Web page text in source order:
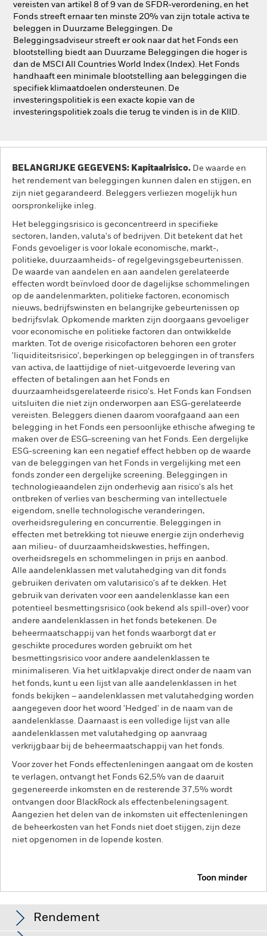
vereisten van artikel 8 of 9 van de SFDR-verordening, en het
Fonds streeft ernaar ten minste 20% van zijn totale activa te
beleggen in Duurzame Beleggingen. De
Beleggingsadviseur streeft er ook naar dat het Fonds een
blootstelling biedt aan Duurzame Beleggingen die hoger is
dan de MSCI All Countries World Index (Index). Het Fonds
handhaaft een minimale blootstelling aan beleggingen die
specifiek klimaatdoelen ondersteunen. De
investeringspolitiek is een exacte kopie van de
investeringspolitiek zoals die terug te vinden is in de KIID.
BELANGRIJKE GEGEVENS: Kapitaalrisico. De waarde en
het rendement van beleggingen kunnen dalen en stijgen, en
zijn niet gegarandeerd. Beleggers verliezen mogelijk hun
oorspronkelijke inleg.
Het beleggingsrisico is geconcentreerd in specifieke
sectoren, landen, valuta's of bedrijven. Dit betekent dat het
Fonds gevoeliger is voor lokale economische, markt-,
politieke, duurzaamheids- of regelgevingsgebeurtenissen.
De waarde van aandelen en aan aandelen gerelateerde
effecten wordt beïnvloed door de dagelijkse schommelingen
op de aandelenmarkten, politieke factoren, economisch
nieuws, bedrijfswinsten en belangrijke gebeurtenissen op
bedrijfsvlak. Opkomende markten zijn doorgaans gevoeliger
voor economische en politieke factoren dan ontwikkelde
markten. Tot de overige risicofactoren behoren een groter
'liquiditeitsrisico', beperkingen op beleggingen in of transfers
van activa, de laattijdige of niet-uitgevoerde levering van
effecten of betalingen aan het Fonds en
duurzaamheidsgerelateerde risico's. Het Fonds kan Fondsen
uitsluiten die niet zijn onderworpen aan ESG-gerelateerde
vereisten. Beleggers dienen daarom voorafgaand aan een
belegging in het Fonds een persoonlijke ethische afweging te
maken over de ESG-screening van het Fonds. Een dergelijke
ESG-screening kan een negatief effect hebben op de waarde
van de beleggingen van het Fonds in vergelijking met een
fonds zonder een dergelijke screening. Beleggingen in
technologieaandelen zijn onderhevig aan risico's als het
ontbreken of verlies van bescherming van intellectuele
eigendom, snelle technologische veranderingen,
overheidsregulering en concurrentie. Beleggingen in
effecten met betrekking tot nieuwe energie zijn onderhevig
aan milieu- of duurzaamheidskwesties, heffingen,
overheidsregels en schommelingen in prijs en aanbod.
Alle aandelenklassen met valutahedging van dit fonds
gebruiken derivaten om valutarisico's af te dekken. Het
gebruik van derivaten voor een aandelenklasse kan een
potentieel besmettingsrisico (ook bekend als spill-over) voor
andere aandelenklassen in het fonds betekenen. De
beheermaatschappij van het fonds waarborgt dat er
geschikte procedures worden gebruikt om het
besmettingsrisico voor andere aandelenklassen te
minimaliseren. Via het uitklapvakje direct onder de naam van
het fonds, kunt u een lijst van alle aandelenklassen in het
fonds bekijken – aandelenklassen met valutahedging worden
aangegeven door het woord 'Hedged' in de naam van de
aandelenklasse. Daarnaast is een volledige lijst van alle
aandelenklassen met valutahedging op aanvraag
verkrijgbaar bij de beheermaatschappij van het fonds.
Voor zover het Fonds effectenleningen aangaat om de kosten
te verlagen, ontvangt het Fonds 62,5% van de daaruit
gegenereerde inkomsten en de resterende 37,5% wordt
ontvangen door BlackRock als effectenbeleningsagent.
Aangezien het delen van de inkomsten uit effectenleningen
de beheerkosten van het Fonds niet doet stijgen, zijn deze
niet opgenomen in de lopende kosten.
Toon minder
Rendement